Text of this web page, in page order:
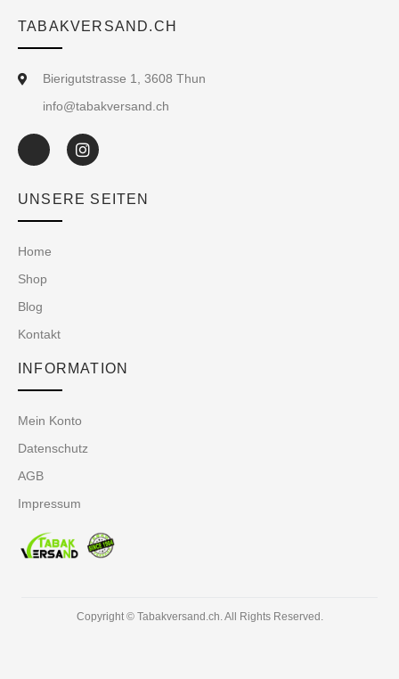
TABAKVERSAND.CH
Bierigutstrasse 1, 3608 Thun
info@tabakversand.ch
UNSERE SEITEN
Home
Shop
Blog
Kontakt
INFORMATION
Mein Konto
Datenschutz
AGB
Impressum
Copyright © Tabakversand.ch. All Rights Reserved.